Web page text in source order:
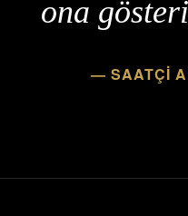
ona
— SAATÇİ